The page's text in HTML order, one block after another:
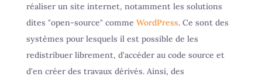
réaliser un site internet, notamment les solutions
dites "open-source" comme WordPress. Ce sont des
systèmes pour lesquels il est possible de les
redistribuer librement, d'accéder au code source et
d'en créer des travaux dérivés. Ainsi, des